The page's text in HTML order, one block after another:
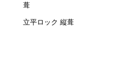
葺
立平ロック 縦葺